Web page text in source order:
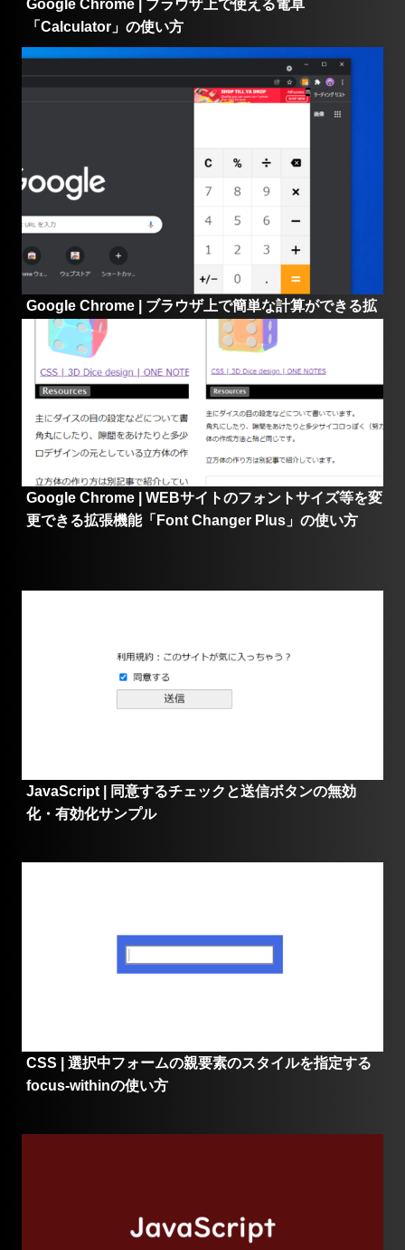
Google Chrome | ブラウザ上で使える電卓
「Calculator」の使い方
Google Chrome | ブラウザ上で簡単な計算ができる拡
張機能「電卓」の使い方
Google Chrome | WEBサイトのフォントサイズ等を変
更できる拡張機能「Font Changer Plus」の使い方
JavaScript | 同意するチェックと送信ボタンの無効
化・有効化サンプル
CSS | 選択中フォームの親要素のスタイルを指定する
focus-withinの使い方